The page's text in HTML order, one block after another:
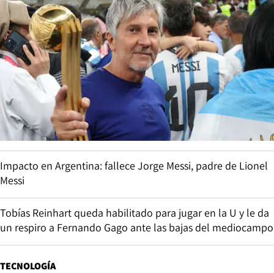
Impacto en Argentina: fallece Jorge Messi, padre de Lionel
Messi
Tobías Reinhart queda habilitado para jugar en la U y le da
un respiro a Fernando Gago ante las bajas del mediocampo
TECNOLOGÍA